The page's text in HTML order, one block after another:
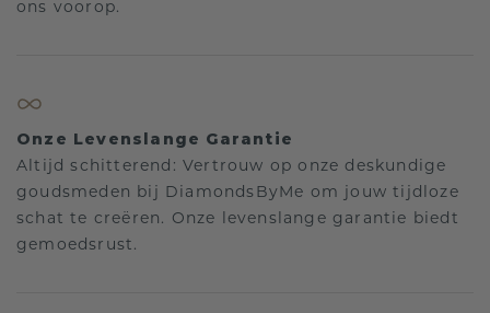
ons voorop.
Onze Levenslange Garantie
Altijd schitterend: Vertrouw op onze deskundige
goudsmeden bij DiamondsByMe om jouw tijdloze
schat te creëren. Onze levenslange garantie biedt
gemoedsrust.